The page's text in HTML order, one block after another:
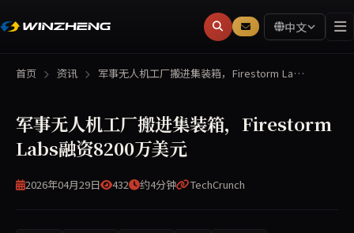
中文
首页 资讯 军事无人机工厂搬进集装箱，Firestorm La…
军事无人机工厂搬进集装箱，Firestorm
Labs融资8200万美元
2026年04月29日 432 约4分钟 TechCrunch